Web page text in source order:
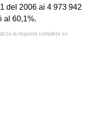
del 2006 ai 4 973 942
al 60,1%.
la risposta completa su